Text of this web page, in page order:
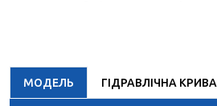
МОДЕЛЬ ГІДРАВЛІЧНА КРИВА